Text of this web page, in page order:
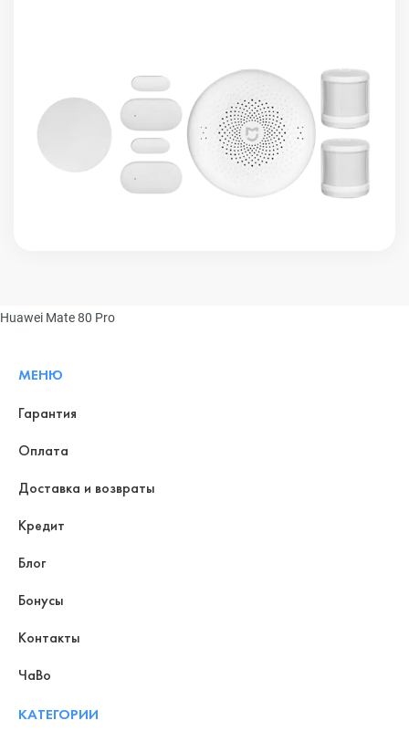
Huawei Mate 80 Pro
МЕНЮ
Гарантия
Оплата
Доставка и возвраты
Кредит
Блог
Бонусы
Контакты
ЧаВо
КАТЕГОРИИ